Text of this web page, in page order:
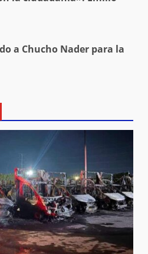
a Chucho Nader para la